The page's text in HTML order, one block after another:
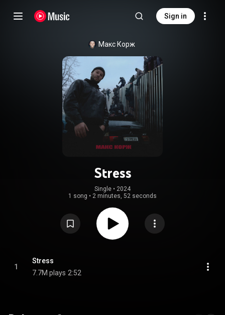
Sign in
Макс Корж
Stress
Single • 2024
1 song • 2 minutes, 52 seconds
1
Stress
7.7M plays 2:52